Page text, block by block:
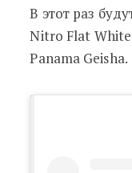
В этот раз
Nitro Flat
Panama Geisha.